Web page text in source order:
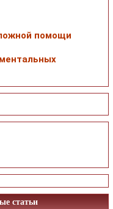
помощи
статьи